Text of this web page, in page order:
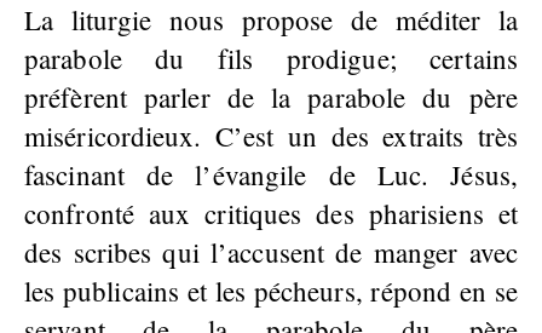
La liturgie nous propose de méditer la
parabole du fils prodigue; certains
préfèrent parler de la parabole du père
miséricordieux. C’est un des extraits très
fascinant de l’évangile de Luc. Jésus,
confronté aux critiques des pharisiens et
des scribes qui l’accusent de manger avec
les publicains et les pécheurs, répond en se